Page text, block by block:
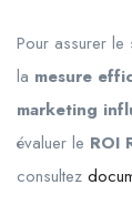
Pour assurer le
la mesure
marketing
évaluer le ROI
consultez